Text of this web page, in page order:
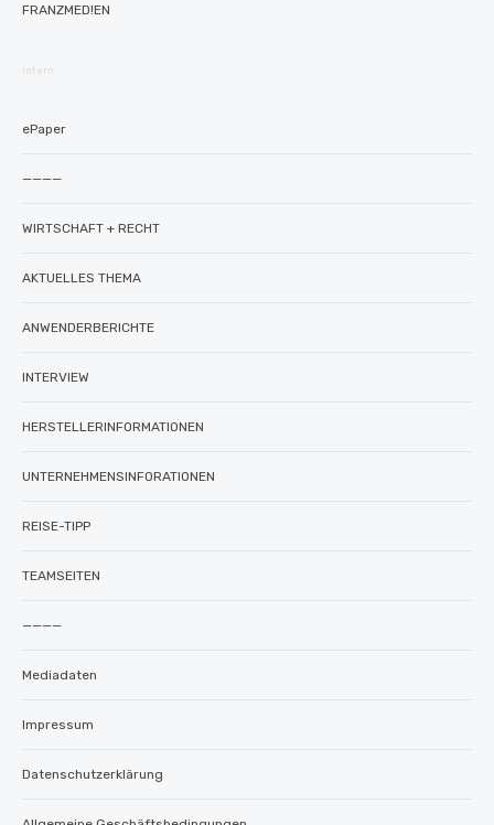
FRANZMED!EN
intern
ePaper
————
WIRTSCHAFT + RECHT
AKTUELLES THEMA
ANWENDERBERICHTE
INTERVIEW
HERSTELLERINFORMATIONEN
UNTERNEHMENSINFORATIONEN
REISE-TIPP
TEAMSEITEN
————
Mediadaten
Impressum
Datenschutzerklärung